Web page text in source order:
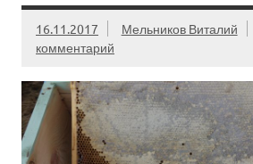
16.11.2017 Мельников Виталий
комментарий